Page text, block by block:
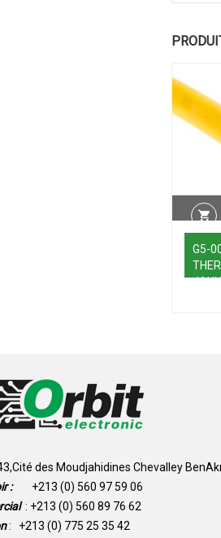
G5-
des Moudjahidines Chevalley
: +213 (0) 560 97 59 06
: +213 (0) 560 89 76 62
: +213 (0) 775 25 35 42